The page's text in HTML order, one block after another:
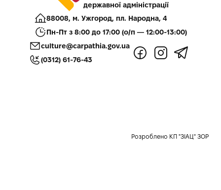
державної адміністрації
88008, м. Ужгород, пл. Народна, 4
Пн-Пт з 8:00 до 17:00 (о/п — 12:00-13:00)
culture@carpathia.gov.ua
(0312) 61-76-43
Розроблено КП "ЗІАЦ" ЗОР